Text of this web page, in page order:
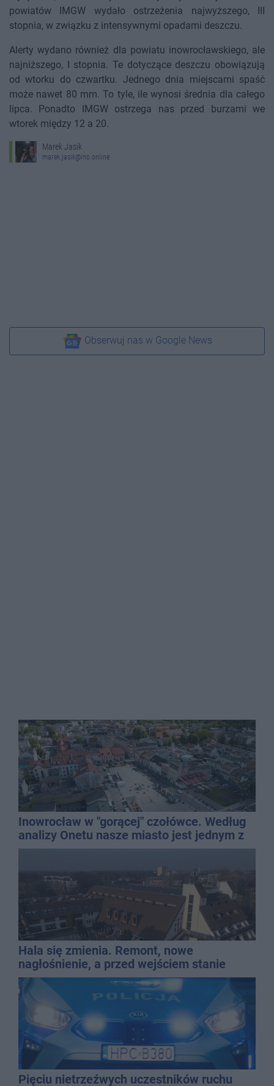
powiatów IMGW wydało ostrzeżenia najwyższego, III
stopnia, w związku z intensywnymi opadami deszczu.
Alerty wydano również dla powiatu inowrocławskiego, ale
najniższego, I stopnia. Te dotyczące deszczu obowiązują
od wtorku do czwartku. Jednego dnia miejscami spaść
może nawet 80 mm. To tyle, ile wynosi średnia dla całego
lipca. Ponadto IMGW ostrzega nas przed burzami we
wtorek między 12 a 20.
Marek Jasik
marek.jasik@ino.online
Obserwuj nas w Google News
Inowrocław w "gorącej" czołówce. Według
analizy Onetu nasze miasto jest jednym z
najbardziej narażonych na upały
Hala się zmienia. Remont, nowe
nagłośnienie, a przed wejściem stanie
QEMETICA ARENA
Pięciu nietrzeźwych uczestników ruchu